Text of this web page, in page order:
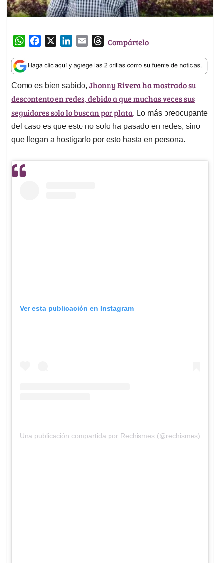
W
a
t
s
A
p
p
c
e
b
o
o
k
n
k
e
d
I
n
a
i
l
T
r
e
a
d
s
Compártelo
Como es bien sabido, Jhonny Riveraha mostrado su
descontento en redes, debido a que muchas veces sus
seguidores solo lo buscan por plata. Lo más preocupante
del caso es que esto no solo ha pasado en redes, sino
que llegan a hostigarlo por esto hasta en persona.
Ver esta publicación en Instagram
Una publicación compartida por Rechismes (@rechismes)